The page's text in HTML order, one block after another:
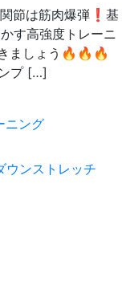
節は筋肉爆弾❗️基
す高強度トレーニ
ましょう🔥🔥🔥
プ […]
ニング
ウンストレッチ